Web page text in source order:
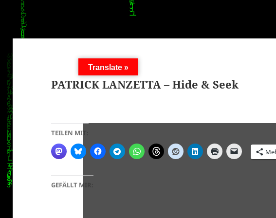
PATRICK LANZETTA – Hide & Seek
TEILEN MIT:
GEFÄLLT MIR:
Translate »